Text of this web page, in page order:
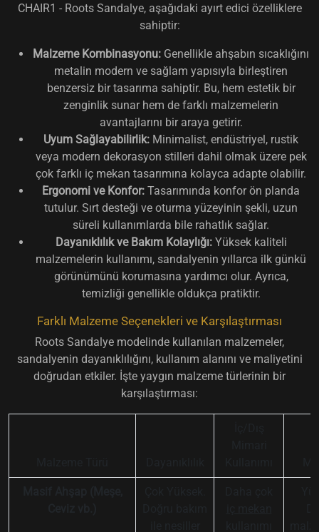
CHAIR1 - Roots Sandalye, aşağıdaki ayırt edici özelliklere
sahiptir:
Malzeme Kombinasyonu: Genellikle ahşabın sıcaklığını
metalin modern ve sağlam yapısıyla birleştiren
benzersiz bir tasarıma sahiptir. Bu, hem estetik bir
zenginlik sunar hem de farklı malzemelerin
avantajlarını bir araya getirir.
Uyum Sağlayabilirlik: Minimalist, endüstriyel, rustik
veya modern dekorasyon stilleri dahil olmak üzere pek
çok farklı iç mekan tasarımına kolayca adapte olabilir.
Ergonomi ve Konfor: Tasarımında konfor ön planda
tutulur. Sırt desteği ve oturma yüzeyinin şekli, uzun
süreli kullanımlarda bile rahatlık sağlar.
Dayanıklılık ve Bakım Kolaylığı:Yüksek kaliteli
malzemelerin kullanımı, sandalyenin yıllarca ilk günkü
görünümünü korumasına yardımcı olur. Ayrıca,
temizliği genellikle oldukça pratiktir.
Farklı Malzeme Seçenekleri ve Karşılaştırması
Roots Sandalye modelinde kullanılan malzemeler,
sandalyenin dayanıklılığını, kullanım alanını ve maliyetini
doğrudan etkiler. İşte yaygın malzeme türlerinin bir
karşılaştırması: